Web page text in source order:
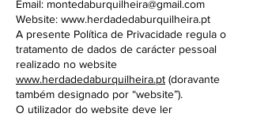
Email: montedaburquilheira@gmail.com
Website: www.herdadedaburquilheira.pt
A presente Política de Privacidade regula o
tratamento de dados de carácter pessoal
realizado no website
www.herdadedaburquilheira.pt (doravante
também designado por “website”).
O utilizador do website deve ler